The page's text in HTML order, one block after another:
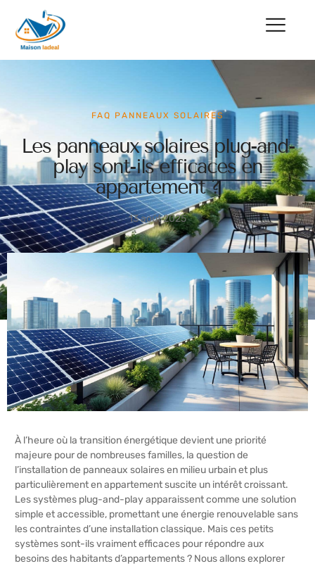
FAQ PANNEAUX SOLAIRES
Les panneaux solaires plug-and-
play sont-ils efficaces en
appartement ?
13 août 2025
À l’heure où la transition énergétique devient une priorité
majeure pour de nombreuses familles, la question de
l’installation de panneaux solaires en milieu urbain et plus
particulièrement en appartement suscite un intérêt croissant.
Les systèmes plug-and-play apparaissent comme une solution
simple et accessible, promettant une énergie renouvelable sans
les contraintes d’une installation classique. Mais ces petits
systèmes sont-ils vraiment efficaces pour répondre aux
besoins des habitants d’appartements ? Nous allons explorer